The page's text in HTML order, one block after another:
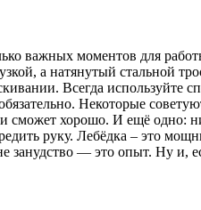
важных моментов для
а натянутый стальной
Всегда
Некоторые
сможет хорошо. И ещё одно:
руку. Лебёдка – это
занудство — это опыт. Ну и,